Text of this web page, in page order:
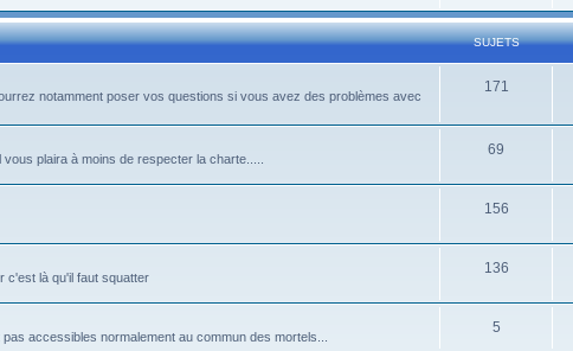
SUJETS
notamment poser vos questions si vous avez des problèmes avec
171
plaira à moins de respecter la charte.....
69
156
c'est là qu'il faut squatter
136
accessibles normalement au commun des mortels...
5